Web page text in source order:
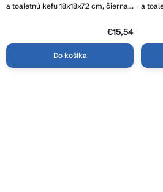
a toaletnú kefu 18x18x72 cm, čierna
matná-hnedá, ERG-YKA-P.DYKA-
€15,54
Do košíka
a